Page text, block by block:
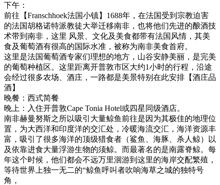
下午：
前往【Franschhoek法国小镇】1688年，在法国受到宗教迫害
的法国胡格诺特派教徒大举迁移南非，也将他们先进的酿酒技
术带到南非，这里 风景、文化及美食都带有法国风情，其美
食及葡萄酒有很高的国际水准，被称为南非美食首府。
这里是法国葡萄酒专家们理想的地方，山谷安静美丽，是完美
的葡萄种植区。这里距离开普敦市区大约1小时的行程，沿途
会经过很多农场、酒庄，一路都是美景特别在此安排【酒庄品
酒】
晚餐：西式简餐
晚上：入住开普敦Cape Tonia Hotel或四星同级酒店。
南非赫曼努斯之所以吸引大量鲸鱼前往是因为其极佳的地理位
置，为大西洋和印度洋的交汇处，冷暖海流交汇，海洋资源丰
富，吸引了很多海洋的顶级猎食者（鲨鱼、海豚、杀人鲸）以
及依靠进食大量浮游生物的须鲸。而最著名的是南露脊鲸。每
年这个时候，他们都会不远万里洄游到这里的海岸交配繁殖，
等待世界上独一无二的“鲸鱼呼叫者吹响海草之城的独特号
角，